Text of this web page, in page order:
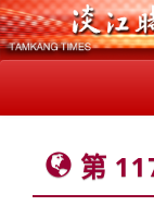
第